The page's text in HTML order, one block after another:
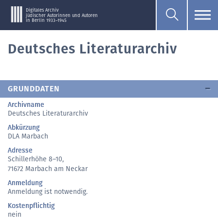
Digitales Archiv
jüdischer Autorinnen und Autoren
in Berlin 1933–1945
Deutsches Literaturarchiv
GRUNDDATEN
Archivname
Deutsches Literaturarchiv
Abkürzung
DLA Marbach
Adresse
Schillerhöhe 8–10,
71672 Marbach am Neckar
Anmeldung
Anmeldung ist notwendig.
Kostenpflichtig
nein